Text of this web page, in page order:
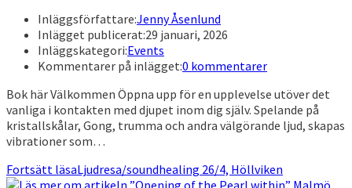
Inläggsförfattare:Jenny Åsenlund
Inlägget publicerat:29 januari, 2026
Inläggskategori:Events
Kommentarer på inlägget:0 kommentarer
Bok här Välkommen Öppna upp för en upplevelse utöver det
vanliga i kontakten med djupet inom dig själv. Spelande på
kristallskålar, Gong, trumma och andra välgörande ljud, skapas
vibrationer som…
Fortsätt läsaLjudresa/soundhealing 26/4, Höllviken